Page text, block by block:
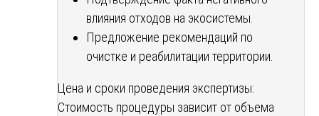
влияния отходов на экосистемы.
Предложение рекомендаций по
очистке и реабилитации территории.
Цена и сроки проведения экспертизы:
Стоимость процедуры зависит от объема